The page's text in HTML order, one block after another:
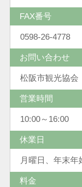
FAX番号
0598-26-4778
お問い合わせ
松阪市観光協会
営業時間
10:00～16:00
休業日
月曜日、年末年
料金